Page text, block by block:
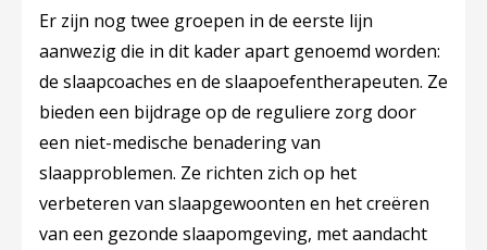
Er zijn nog twee groepen in de eerste lijn
aanwezig die in dit kader apart genoemd worden:
de slaapcoaches en de slaapoefentherapeuten. Ze
bieden een bijdrage op de reguliere zorg door
een niet-medische benadering van
slaapproblemen. Ze richten zich op het
verbeteren van slaapgewoonten en het creëren
van een gezonde slaapomgeving, met aandacht